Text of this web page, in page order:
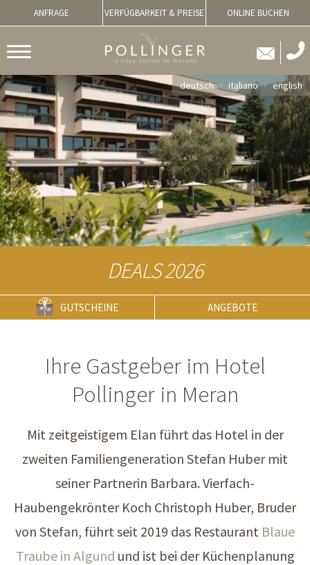
ANFRAGE VERFÜGBARKEIT & PREISE ONLINE BUCHEN
deutsch italiano english
DEALS 2026
GUTSCHEINE ANGEBOTE
Ihre Gastgeber im Hotel
Pollinger in Meran
Mit zeitgeistigem Elan führt das Hotel in der
zweiten Familiengeneration Stefan Huber mit
seiner Partnerin Barbara. Vierfach-
Haubengekrönter Koch Christoph Huber, Bruder
von Stefan, führt seit 2019 das Restaurant Blaue
Traube in Algund und ist bei der Küchenplanung